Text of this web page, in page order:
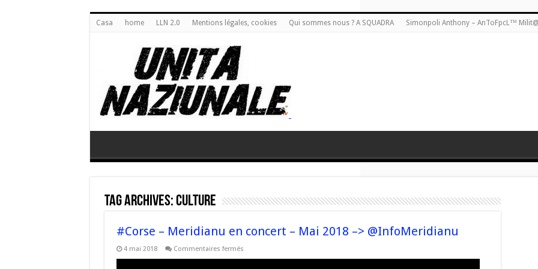
Casa home LLN 2.0 Mentions légales, cookies Qui sommes nous ? A SQUADRA Simonpoli Anthony – AnToFpcL™
Tag Archives:culture
#Corse – Meridianu en concert – Mai 2018 –> @InfoMeridianu
4 mai 2018 Commentaires ferméssur